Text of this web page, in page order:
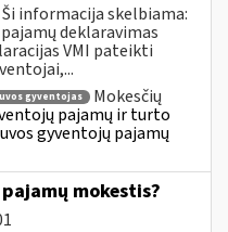
informacija skelbiama:
deklaravimas
VMI pateikti
gyventojas
Mokesčių
pajamų ir turto
gyventojų pajamų
mokestis?